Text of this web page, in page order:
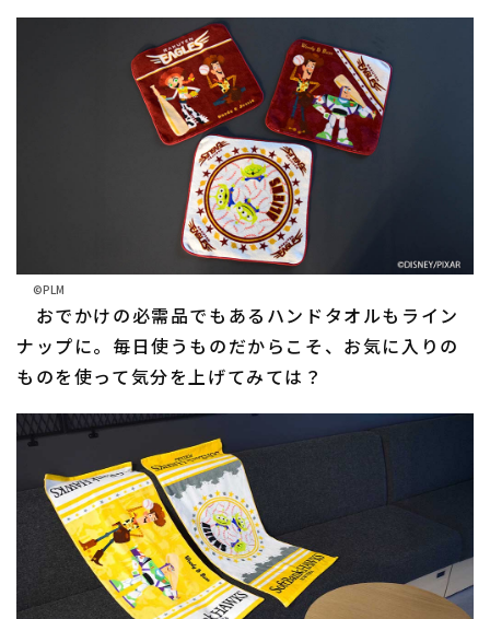
©PLM
おでかけの必需品でもあるハンドタオルもライン
ナップに。毎日使うものだからこそ、お気に入りの
ものを使って気分を上げてみては？